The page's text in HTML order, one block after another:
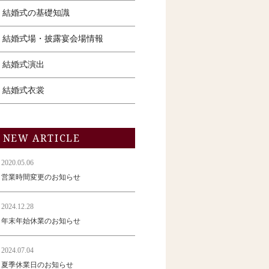
結婚式の基礎知識
結婚式場・披露宴会場情報
結婚式演出
結婚式衣裳
NEW ARTICLE
2020.05.06
営業時間変更のお知らせ
2024.12.28
年末年始休業のお知らせ
2024.07.04
夏季休業日のお知らせ